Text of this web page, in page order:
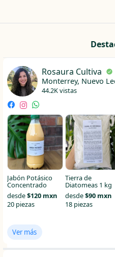
Rosaura Cultiva
Monterrey, Nuevo
44.2K vistas
Jabón Potásico
Concentrado
desde$120 mxn
20 piezas
Tierra de
Diatomeas 1 kg
desde$90 mxn
18 piezas
Ver más